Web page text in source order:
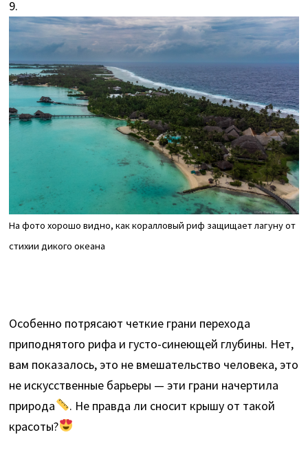
9.
На фото хорошо видно, как коралловый риф защищает лагуну от
стихии дикого океана
Особенно потрясают четкие грани перехода
приподнятого рифа и густо-синеющей глубины. Нет,
вам показалось, это не вмешательство человека, это
не искусственные барьеры — эти грани начертила
природа
. Не правда ли сносит крышу от такой
красоты?